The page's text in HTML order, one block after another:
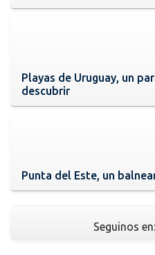
Playas de Uruguay, un
descubrir
Punta del Este, un
Seguinos en: